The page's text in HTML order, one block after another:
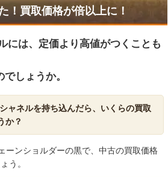
！買取価格が倍以上に！
には、定価より高値がつくことも
しょうか。
ャネルを持ち込んだら、いくらの買取
か？
ーンショルダーの黒で、中古の買取価格
う。